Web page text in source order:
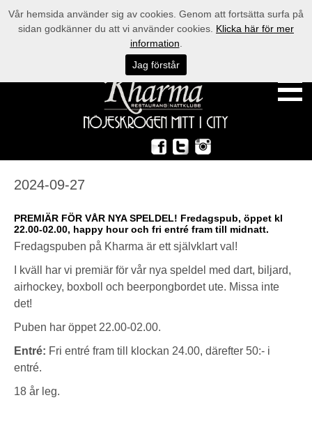
2024-09-27
PREMIÄR FÖR VÅR NYA SPELDEL! Fredagspub, öppet kl
22.00-02.00, happy hour och fri entré fram till midnatt.
Fredagspuben på Kharma är ett självklart val!
I kväll har vi premiär för vår nya speldel med dart, biljard,
airhockey, boxboll och beerpongbordet ute. Missa inte
det!
Puben har öppet 22.00-02.00.
Entré: Fri entré fram till klockan 24.00, därefter 50:- i
entré.
18 år leg.
Vår hemsida använder sig av cookies. Genom att fortsätta surfa på
sidan godkänner du att vi använder cookies. Klicka här för mer
information
Jag förstår